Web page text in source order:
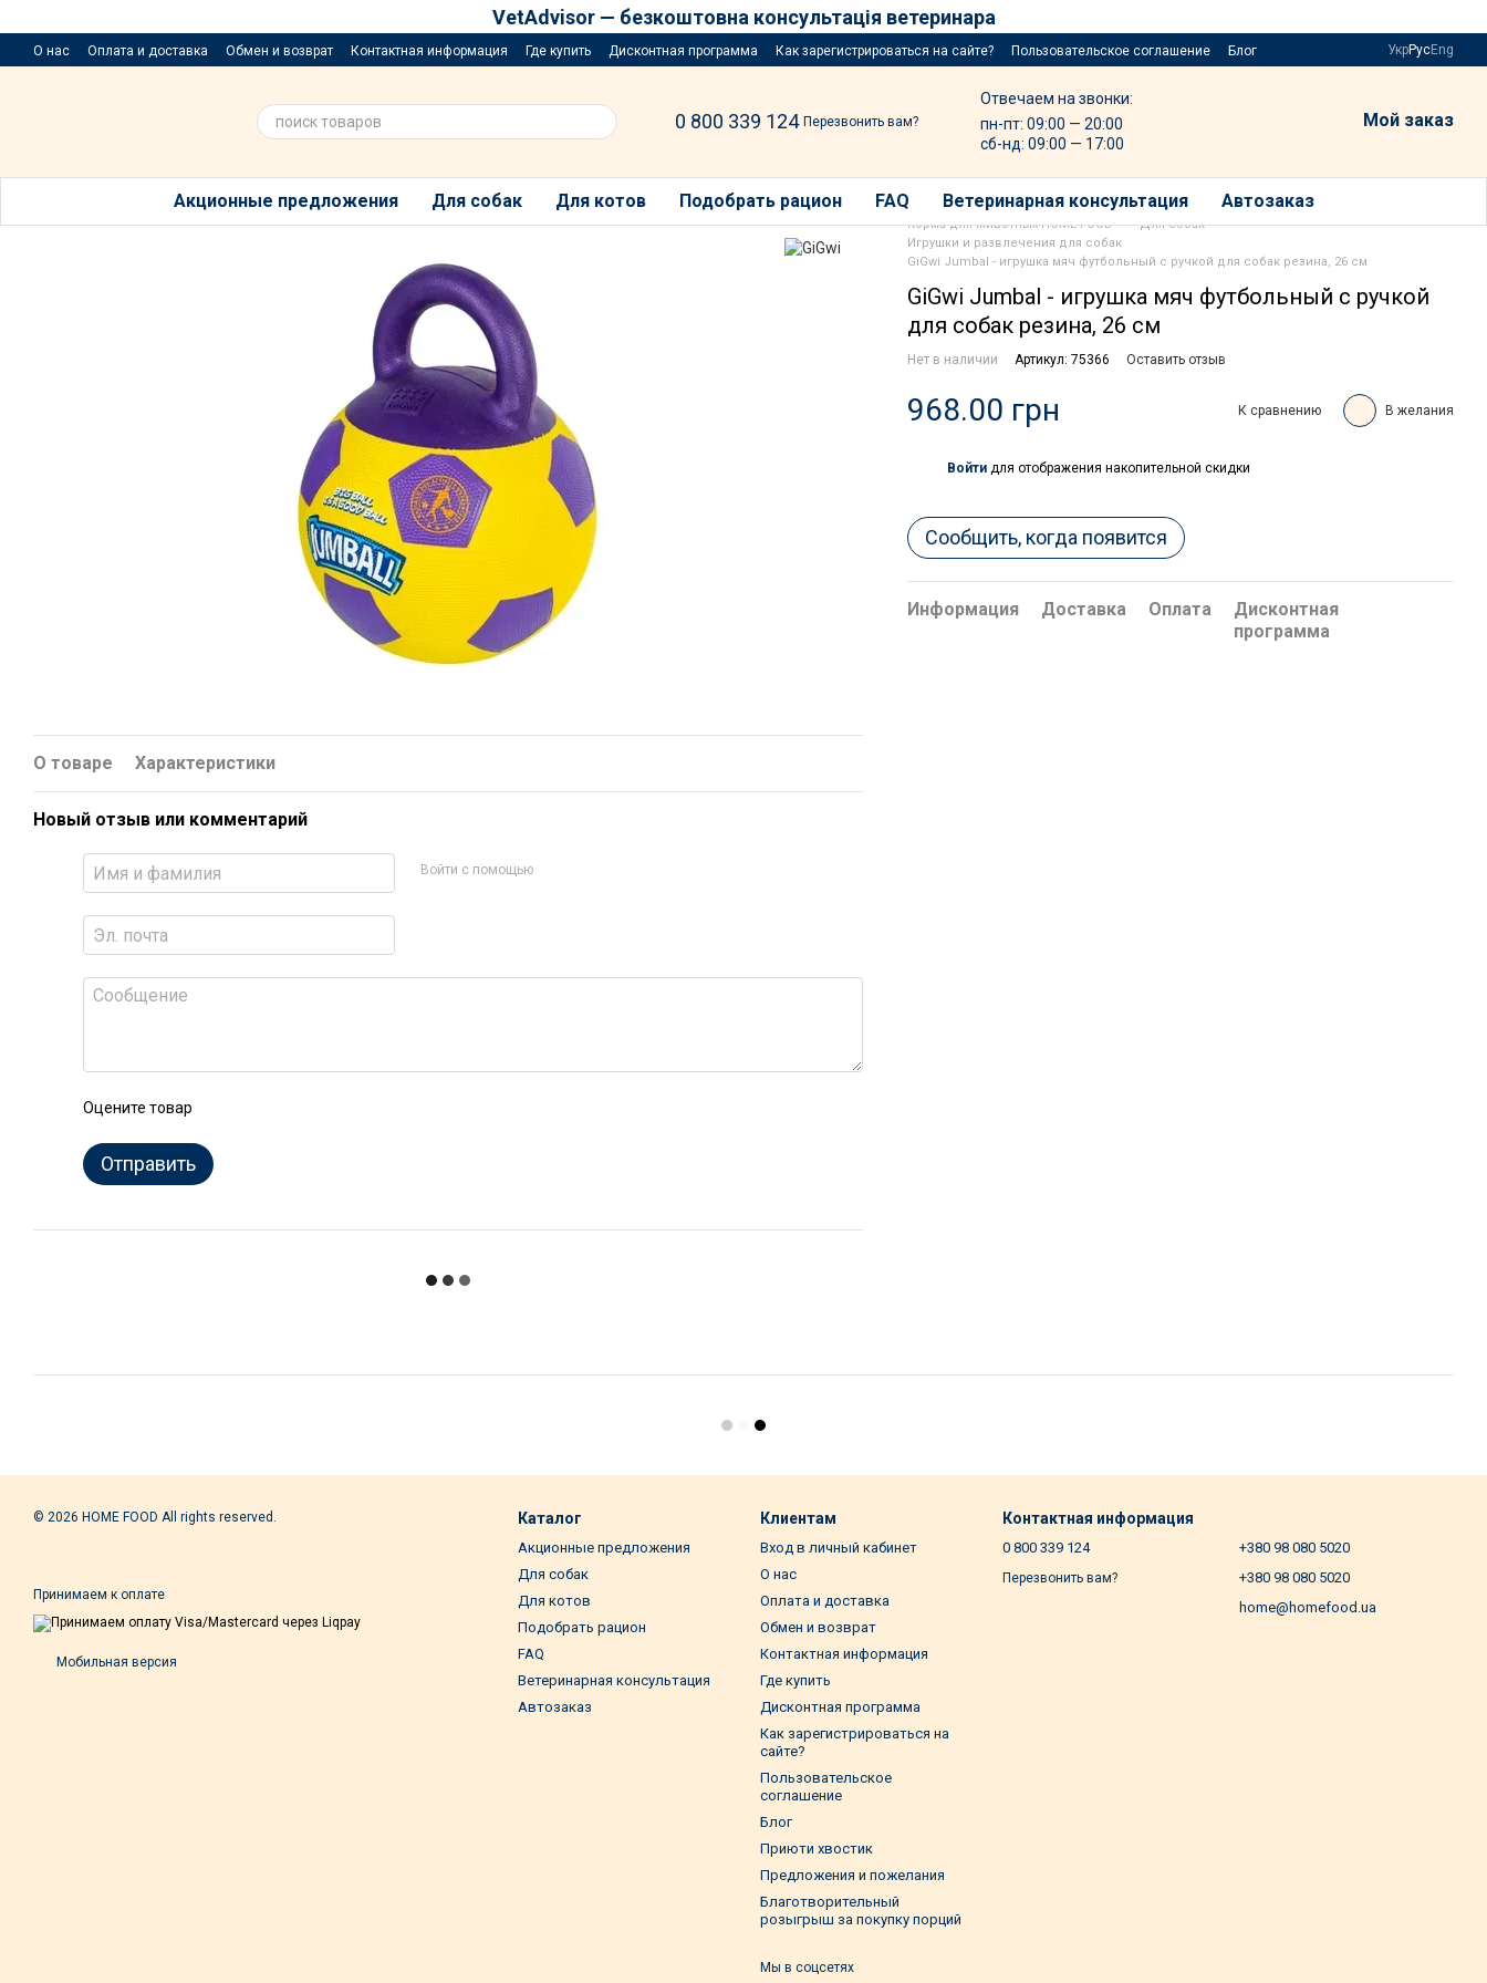
VetAdvisor — безкоштовна консультація ветеринара
О нас Оплата и доставка Обмен и возврат Контактная информация Где купить Дисконтная программа Как зарегистрироваться на сайте? Пользовательское соглашение
Блог
УкрРусEng
0 800 339 124 Перезвонить вам?
Отвечаем на звонки:
пн-пт: 09:00 — 20:00
сб-нд: 09:00 — 17:00
Мой заказ
Акционные предложения Для собак Для котов Подобрать рацион FAQ Ветеринарная консультация Автозаказ
О товаре Характеристики
Новый отзыв или комментарий
Войти с помощью
Оцените товар
Отправить
Корма для животных HOME FOOD
Для собак
Игрушки и развлечения для собак
GiGwi Jumbal - игрушка мяч футбольный с ручкой для собак резина, 26 см
GiGwi Jumbal - игрушка мяч футбольный с ручкой
для собак резина, 26 см
Нет в наличии Артикул: 75366 Оставить отзыв
968.00 грн К сравнению В желания
Войти для отображения накопительной скидки
Сообщить, когда появится
Информация Доставка Оплата
Дисконтная
программа
© 2026 HOME FOOD All rights reserved.
Принимаем к оплате
Мобильная версия
Каталог
Акционные предложения
Для собак
Для котов
Подобрать рацион
FAQ
Ветеринарная консультация
Автозаказ
Клиентам
Вход в личный кабинет
О нас
Оплата и доставка
Обмен и возврат
Контактная информация
Где купить
Дисконтная программа
Как зарегистрироваться на
сайте?
Пользовательское
соглашение
Блог
Приюти хвостик
Предложения и пожелания
Благотворительный
розыгрыш за покупку порций
Мы в соцсетях
Контактная информация
0 800 339 124
Перезвонить вам?
+380 98 080 5020
+380 98 080 5020
home@homefood.ua